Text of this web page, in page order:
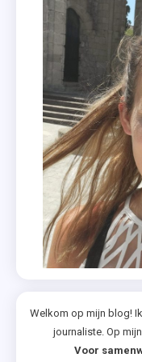
Welkom op mijn blog!
journaliste. Op
Voor